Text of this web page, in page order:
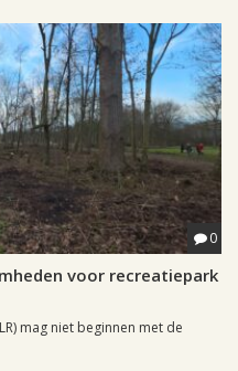
0
voor recreatiepark
mag niet beginnen met de